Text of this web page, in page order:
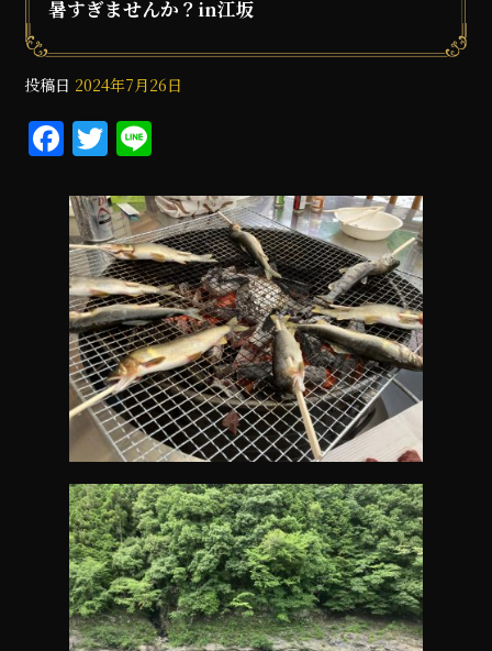
暑すぎませんか？in江坂
投稿日 2024年7月26日
F
a
c
e
b
o
o
k
T
w
it
te
r
e